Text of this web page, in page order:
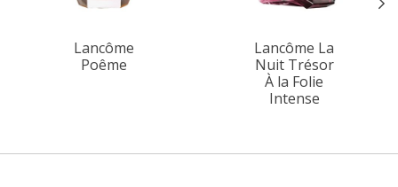
Lancôme
Poême
Lancôme La
Nuit Trésor
À la Folie
Intense